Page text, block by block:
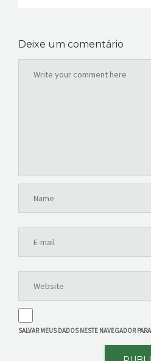
Deixe um comentário
SALVAR MEUS DADOS NESTE NAVEGADOR